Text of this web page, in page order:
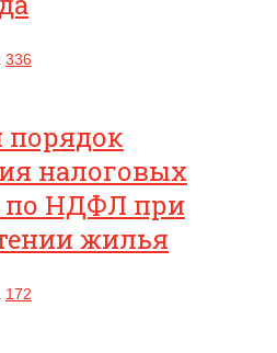
336
налоговых
по НДФЛ при
жилья
172